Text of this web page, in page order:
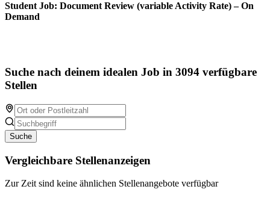
Student Job: Document Review (variable Activity Rate) – On
Demand
Suche nach deinem idealen Job in 3094 verfügbare
Stellen
Suche
Vergleichbare Stellenanzeigen
Zur Zeit sind keine ähnlichen Stellenangebote verfügbar